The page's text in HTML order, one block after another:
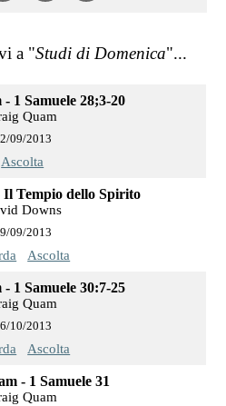
a "Studi di Domenica"...
1 Samuele 28;3-20
Quam
09/2013
Ascolta
Tempio dello Spirito
Downs
09/2013
Ascolta
1 Samuele 30:7-25
Quam
10/2013
Ascolta
- 1 Samuele 31
Quam